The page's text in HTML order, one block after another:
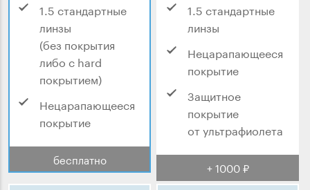
1.5 стандартные
линзы
(без покрытия
либо с hard
покрытием)
Нецарапающееся
покрытие
бесплатно
1.5 стандартные
линзы
Нецарапающееся
покрытие
Защитное
покрытие
от ультрафиолета
+ 1000 ₽